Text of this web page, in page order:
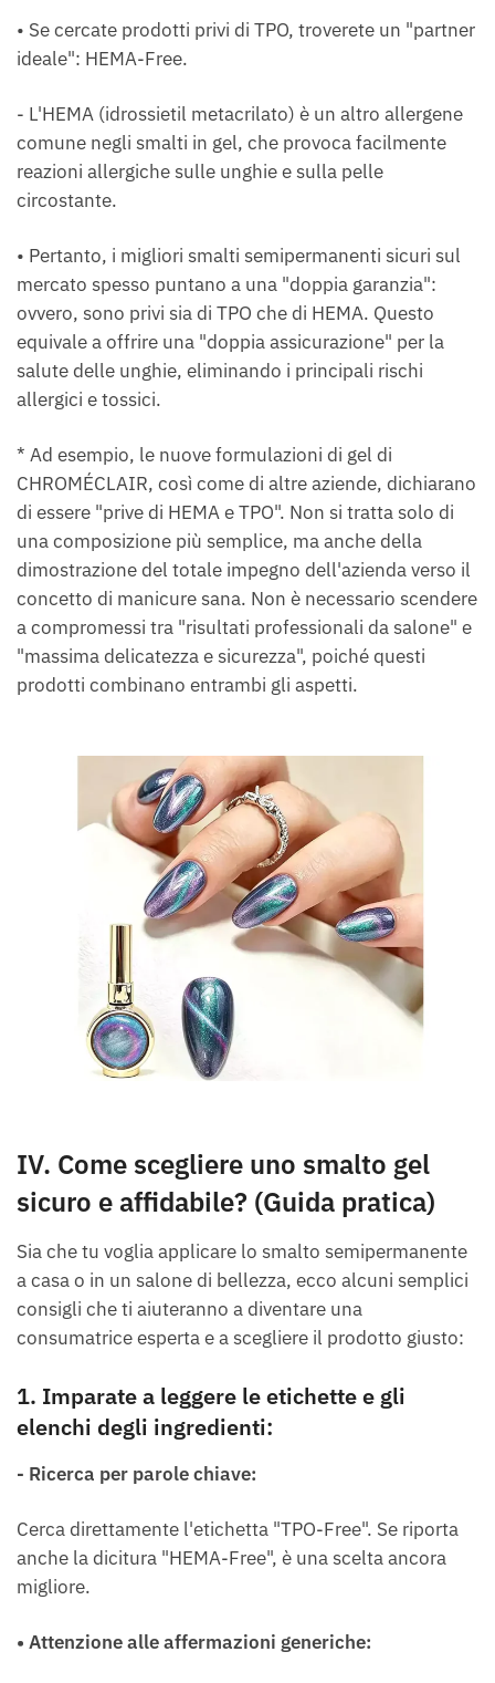
• Se cercate prodotti privi di TPO, troverete un "partner
ideale": HEMA-Free.
- L'HEMA (idrossietil metacrilato) è un altro allergene
comune negli smalti in gel, che provoca facilmente
reazioni allergiche sulle unghie e sulla pelle
circostante.
• Pertanto, i migliori smalti semipermanenti sicuri sul
mercato spesso puntano a una "doppia garanzia":
ovvero, sono privi sia di TPO che di HEMA. Questo
equivale a offrire una "doppia assicurazione" per la
salute delle unghie, eliminando i principali rischi
allergici e tossici.
* Ad esempio, le nuove formulazioni di gel di
CHROMÉCLAIR, così come di altre aziende, dichiarano
di essere "prive di HEMA e TPO". Non si tratta solo di
una composizione più semplice, ma anche della
dimostrazione del totale impegno dell'azienda verso il
concetto di manicure sana. Non è necessario scendere
a compromessi tra "risultati professionali da salone" e
"massima delicatezza e sicurezza", poiché questi
prodotti combinano entrambi gli aspetti.
IV. Come scegliere uno smalto gel
sicuro e affidabile? (Guida pratica)
Sia che tu voglia applicare lo smalto semipermanente
a casa o in un salone di bellezza, ecco alcuni semplici
consigli che ti aiuteranno a diventare una
consumatrice esperta e a scegliere il prodotto giusto:
1. Imparate a leggere le etichette e gli
elenchi degli ingredienti:
- Ricerca per parole chiave:
Cerca direttamente l'etichetta "TPO-Free". Se riporta
anche la dicitura "HEMA-Free", è una scelta ancora
migliore.
• Attenzione alle affermazioni generiche: